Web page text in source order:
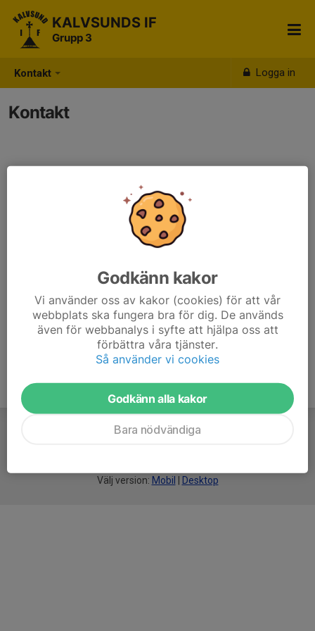
Kontakt Logga in
KALVSUNDS IF
Grupp 3
Kontakt
Välj version: Mobil Desktop
Godkänn kakor
Vi använder oss av kakor (cookies) för att vår
webbplats ska fungera bra för dig. De används
även för webbanalys i syfte att hjälpa oss att
förbättra våra tjänster.
Så använder vi cookies
Godkänn alla kakor
Bara nödvändiga